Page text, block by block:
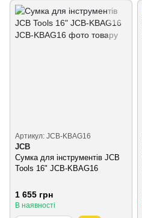
Артикул: JCB-KBAG16
JCB
Сумка для інструментів JCB
Tools 16" JCB-KBAG16
1 655 грн
В наявності